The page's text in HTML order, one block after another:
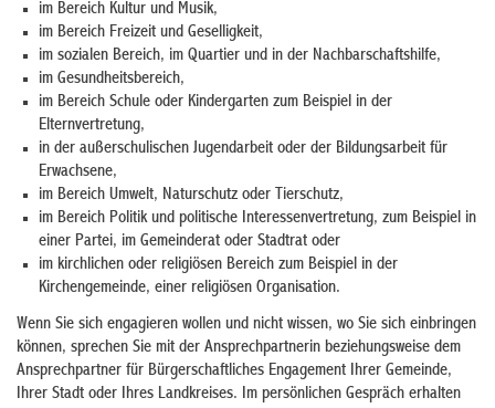
im Bereich Kultur und Musik,
im Bereich Freizeit und Geselligkeit,
im sozialen Bereich, im Quartier und in der Nachbarschaftshilfe,
im Gesundheitsbereich,
im Bereich Schule oder Kindergarten zum Beispiel in der
Elternvertretung,
in der außerschulischen Jugendarbeit oder der Bildungsarbeit für
Erwachsene,
im Bereich Umwelt, Naturschutz oder Tierschutz,
im Bereich Politik und politische Interessenvertretung, zum Beispiel in
einer Partei, im Gemeinderat oder Stadtrat oder
im kirchlichen oder religiösen Bereich zum Beispiel in der
Kirchengemeinde, einer religiösen Organisation.
Wenn Sie sich engagieren wollen und nicht wissen, wo Sie sich einbringen
können, sprechen Sie mit der Ansprechpartnerin beziehungsweise dem
Ansprechpartner für Bürgerschaftliches Engagement Ihrer Gemeinde,
Ihrer Stadt oder Ihres Landkreises. Im persönlichen Gespräch erhalten